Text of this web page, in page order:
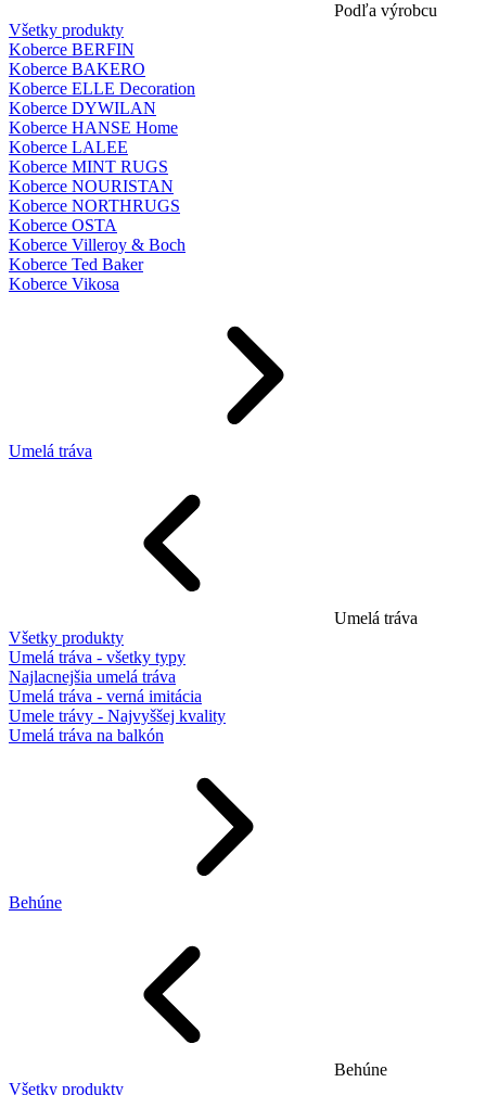
Podľa výrobcu
Všetky produkty
Koberce BERFIN
Koberce BAKERO
Koberce ELLE Decoration
Koberce DYWILAN
Koberce HANSE Home
Koberce LALEE
Koberce MINT RUGS
Koberce NOURISTAN
Koberce NORTHRUGS
Koberce OSTA
Koberce Villeroy & Boch
Koberce Ted Baker
Koberce Vikosa
Umelá tráva
Umelá tráva
Všetky produkty
Umelá tráva - všetky typy
Najlacnejšia umelá tráva
Umelá tráva - verná imitácia
Umele trávy - Najvyššej kvality
Umelá tráva na balkón
Behúne
Behúne
Všetky produkty